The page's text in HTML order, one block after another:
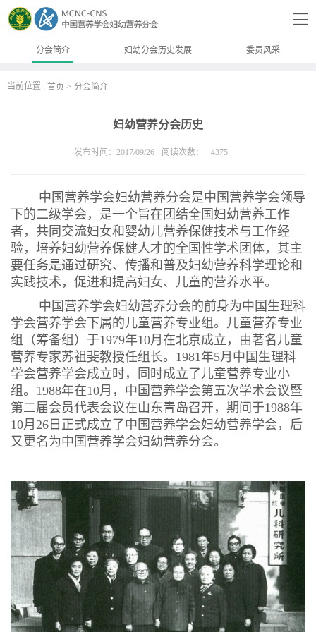
分会简介 妇幼分会历史发展 委员风采
当前位置 : 首页 分会简介
妇幼营养分会历史
发布时间：2017/09/26 阅读次数： 4375
中国营养学会妇幼营养分会是中国营养学会领导
下的二级学会，是一个旨在团结全国妇幼营养工作
者，共同交流妇女和婴幼儿营养保健技术与工作经
验，培养妇幼营养保健人才的全国性学术团体，其主
要任务是通过研究、传播和普及妇幼营养科学理论和
实践技术，促进和提高妇女、儿童的营养水平。
中国营养学会妇幼营养分会的前身为中国生理科
学会营养学会下属的儿童营养专业组。儿童营养专业
组（筹备组）于1979年10月在北京成立，由著名儿童
营养专家苏祖斐教授任组长。1981年5月中国生理科
学会营养学会成立时，同时成立了儿童营养专业小
组。1988年在10月，中国营养学会第五次学术会议暨
第二届会员代表会议在山东青岛召开，期间于1988年
10月26日正式成立了中国营养学会妇幼营养学会，后
又更名为中国营养学会妇幼营养分会。